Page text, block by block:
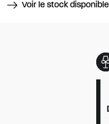
Voir le stock disponible